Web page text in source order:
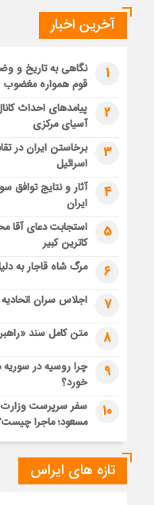
آخرین اخبار
1
نگاهی به تاریخ و
قوم همواره مغضوب
2
پیامدهای احداث
آسیای مرکزی
3
برخاستن ایران در
اسرائیل
4
آثار و نتایج توافق
ایران
5
استجابت دعای آقا
کاترین کبیر
6 مرگ شاه قاجار به
7 اجلاس سران
8 متن کامل سند
9
چرا روسیه در
خورد؟
10
سفر سرپرست وزارت
مسعود؛ ماجرا
تازه های ایراس